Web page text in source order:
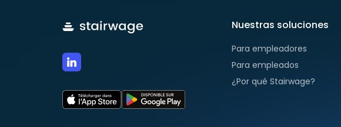
Nuestras soluciones
Para empleadores
Para empleados
¿Por qué Stairwage?